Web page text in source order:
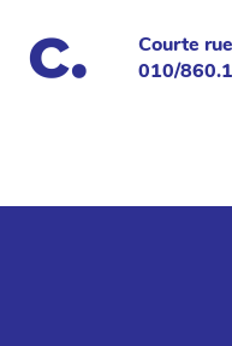
Courte
010/